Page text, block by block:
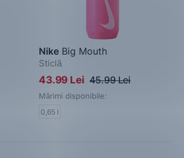
Nike Big Mouth
Sticlă
43.99 Lei 45.99 Lei
Mărimi disponibile:
0,65 l